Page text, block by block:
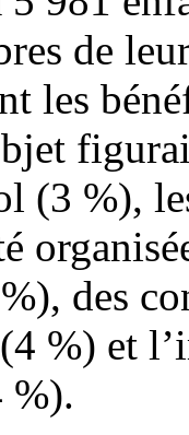
de
les
(3 %),
des
%) et
%).